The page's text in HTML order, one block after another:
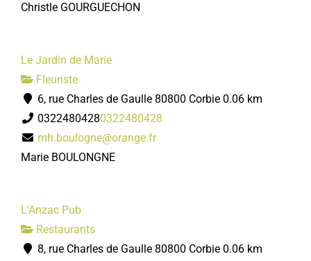
Christle GOURGUECHON
Le Jardin de Marie
Fleuriste
6, rue Charles de Gaulle 80800 Corbie 0.06 km
03224804280322480428
mh.boulogne@orange.fr
Marie BOULONGNE
L'Anzac Pub
Restaurants
8, rue Charles de Gaulle 80800 Corbie 0.06 km